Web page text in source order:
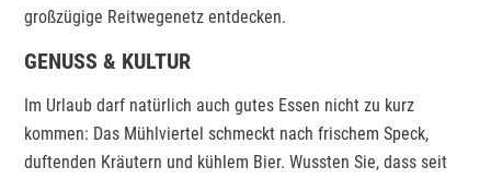
großzügige Reitwegenetz entdecken.
GENUSS & KULTUR
Im Urlaub darf natürlich auch gutes Essen nicht zu kurz
kommen: Das Mühlviertel schmeckt nach frischem Speck,
duftenden Kräutern und kühlem Bier. Wussten Sie, dass seit